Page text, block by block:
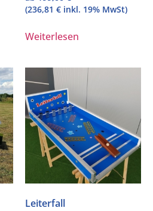
(236,81 € inkl. 19% MwSt)
Weiterlesen
Leiterfall